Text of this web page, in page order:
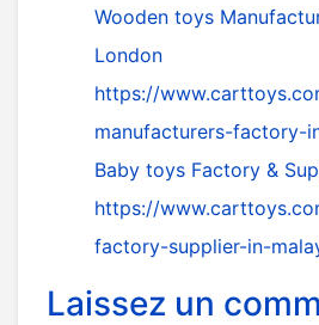
Wooden toys
London
https://
manufacturers-factory-
Baby toys Factory &
https://
factory-supplier-in-
Laissez un